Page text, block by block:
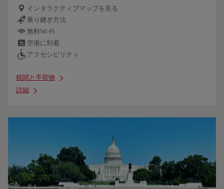
インタラクティブマップを見る
乗り継ぎ方法
無料Wi-Fi
空港に到着
アクセシビリティ
税関と手荷物
詳細